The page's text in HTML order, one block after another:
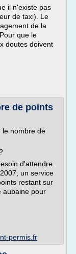
il n'existe pas
de taxi). Le
de la
que le
doutes doivent
de points
le nombre de
d'attendre
un service
restant sur
aubaine pour
permis.fr